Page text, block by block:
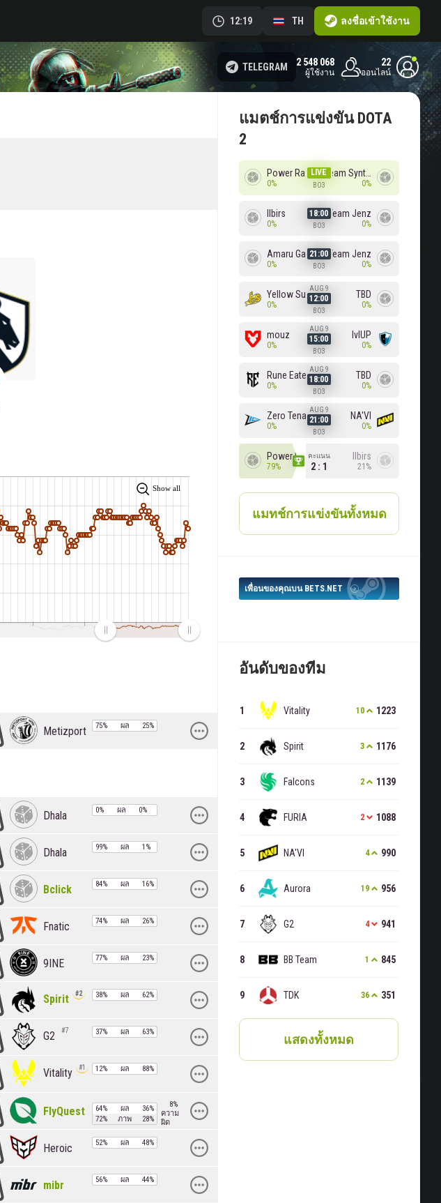
12:19 TH ลงชื่อเข้าใช้งาน
TELEGRAM 2 548 068
ผู้ใช้งาน
22
ออนไลน์
แมตช์การแข่งขัน DOTA
2
Power Rangers
0%
LIVE
BO3
Team Syntax
0%
Ilbirs
0%
18:00
BO3
Team Jenz
0%
Amaru Gaming
0%
21:00
BO3
Team Jenz
0%
Yellow Submarine
0%
AUG 9
12:00
BO3
TBD
0%
mouz
0%
AUG 9
15:00
BO3
lvlUP
0%
Rune Eaters
0%
AUG 9
18:00
BO3
TBD
0%
Zero Tenacity
0%
AUG 9
21:00
BO3
NA'VI
0%
Power Rangers
79%
คะแนน
2 : 1
Ilbirs
21%
แมทช์การแข่งขันทั้งหมด
เพื่อนของคุณบน BETS.NET
อันดับของทีม
Vitality 10 1223
Spirit 3 1176
Falcons 2 1139
FURIA 2 1088
NA'VI 4 990
Aurora 19 956
G2 4 941
BB Team 1 845
TDK 36 351
แสดงทั้งหมด
Show all
Metizport 75% ผล 25%
Dhala 0% ผล 0%
Dhala 99% ผล 1%
Bclick 84% ผล 16%
Fnatic 74% ผล 26%
9INE 77% ผล 23%
Spirit 2 38% ผล 62%
G2 7 37% ผล 63%
Vitality 1 12% ผล 88%
FlyQuest 64% ผล
36%
72%
ภาพ 28%
8%
ความ
ผิด
Heroic 52% ผล 48%
mibr 56% ผล 44%